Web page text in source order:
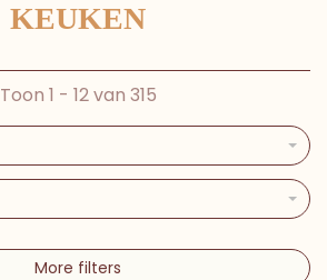
KEUKEN
Toon 1 - 12 van 315
More filters